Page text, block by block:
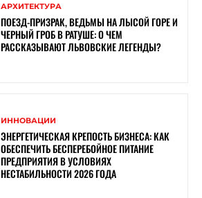
АРХИТЕКТУРА
ПОЕЗД-ПРИЗРАК, ВЕДЬМЫ НА ЛЫСОЙ ГОРЕ И
ЧЕРНЫЙ ГРОБ В РАТУШЕ: О ЧЕМ
РАССКАЗЫВАЮТ ЛЬВОВСКИЕ ЛЕГЕНДЫ?
ИННОВАЦИИ
ЭНЕРГЕТИЧЕСКАЯ КРЕПОСТЬ БИЗНЕСА: КАК
ОБЕСПЕЧИТЬ БЕСПЕРЕБОЙНОЕ ПИТАНИЕ
ПРЕДПРИЯТИЯ В УСЛОВИЯХ
НЕСТАБИЛЬНОСТИ 2026 ГОДА